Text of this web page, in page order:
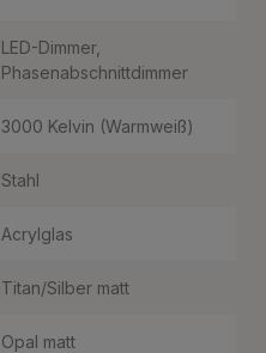
LED-Dimmer,
Phasenabschnittdimmer
3000 Kelvin (Warmweiß)
Stahl
Acrylglas
Titan/Silber matt
Opal matt